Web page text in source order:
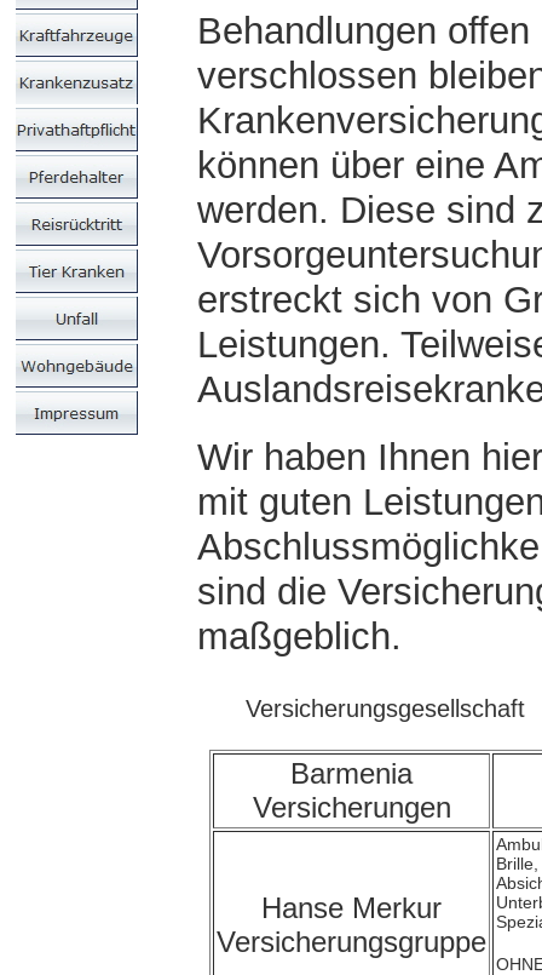
Behandlungen
verschlossen
können über eine
werden. Diese sind
erstreckt sich von
Leistungen.
Wir haben Ihnen
mit guten
sind die
maßgeblich.
Versicherungsgesellschaft
Barmenia
Versicherungen
Hanse Merkur
Versicherungsgruppe